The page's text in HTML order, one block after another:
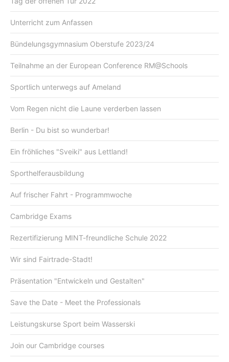
Unterricht zum Anfassen
Bündelungsgymnasium Oberstufe 2023/24
Teilnahme an der European Conference RM@Schools
Sportlich unterwegs auf Ameland
Vom Regen nicht die Laune verderben lassen
Berlin - Du bist so wunderbar!
Ein fröhliches "Sveiki" aus Lettland!
Sporthelferausbildung
Auf frischer Fahrt - Programmwoche
Cambridge Exams
Rezertifizierung MINT-freundliche Schule 2022
Wir sind Fairtrade-Stadt!
Präsentation "Entwickeln und Gestalten"
Save the Date - Meet the Professionals
Leistungskurse Sport beim Wasserski
Join our Cambridge courses